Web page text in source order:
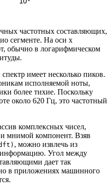
частотных составляющих,
сегменте. На оси x
обычно в логарифмическом
имеет несколько пиков.
исполняемой ноты,
более тихие. Поскольку
около 620 Гц, это частотный
комплексных чисел,
мнимой компонент. Взяв
, можно извлечь из
Угол между
дает так
в приложениях машинного